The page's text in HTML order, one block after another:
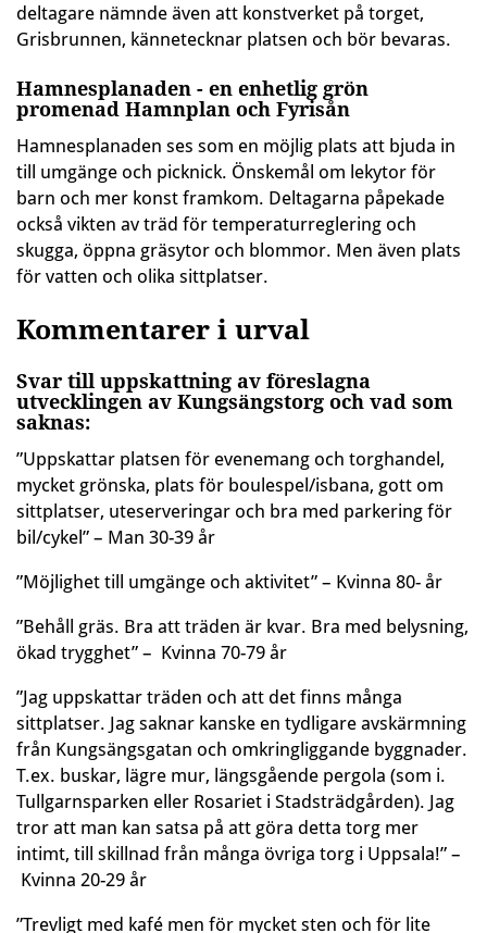
deltagare nämnde även att konstverket på torget,
Grisbrunnen, kännetecknar platsen och bör bevaras.
Hamnesplanaden - en enhetlig grön
promenad Hamnplan och Fyrisån
Hamnesplanaden ses som en möjlig plats att bjuda in
till umgänge och picknick. Önskemål om lekytor för
barn och mer konst framkom. Deltagarna påpekade
också vikten av träd för temperaturreglering och
skugga, öppna gräsytor och blommor. Men även plats
för vatten och olika sittplatser.
Kommentarer i urval
Svar till uppskattning av föreslagna
utvecklingen av Kungsängstorg och vad som
saknas:
”Uppskattar platsen för evenemang och torghandel,
mycket grönska, plats för boulespel/isbana, gott om
sittplatser, uteserveringar och bra med parkering för
bil/cykel” – Man 30-39 år
”Möjlighet till umgänge och aktivitet” – Kvinna 80- år
”Behåll gräs. Bra att träden är kvar. Bra med belysning,
ökad trygghet” – Kvinna 70-79 år
”Jag uppskattar träden och att det finns många
sittplatser. Jag saknar kanske en tydligare avskärmning
från Kungsängsgatan och omkringliggande byggnader.
T.ex. buskar, lägre mur, längsgående pergola (som i.
Tullgarnsparken eller Rosariet i Stadsträdgården). Jag
tror att man kan satsa på att göra detta torg mer
intimt, till skillnad från många övriga torg i Uppsala!” –
Kvinna 20-29 år
”Trevligt med kafé men för mycket sten och för lite